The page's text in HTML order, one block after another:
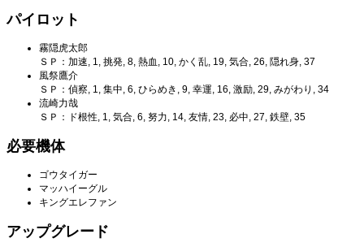
パイロット
霧隠虎太郎
ＳＰ：加速, 1, 挑発, 8, 熱血, 10, かく乱, 19, 気合, 26, 隠れ身, 37
風祭鷹介
ＳＰ：偵察, 1, 集中, 6, ひらめき, 9, 幸運, 16, 激励, 29, みがわり, 34
流崎力哉
ＳＰ：ド根性, 1, 気合, 6, 努力, 14, 友情, 23, 必中, 27, 鉄壁, 35
必要機体
ゴウタイガー
マッハイーグル
キングエレファン
アップグレード